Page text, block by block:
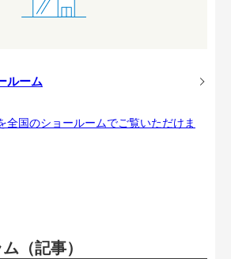
ルーム
全国のショールームでご覧いただけま
（記事）